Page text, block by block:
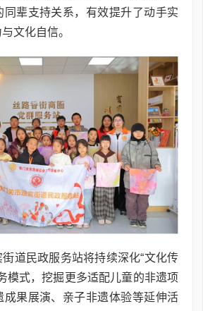
同辈支持关系，有效提升了动手实
文化自信。
道民政服务站将持续深化“文化传
模式，挖掘更多适配儿童的非遗项
成果展演、亲子非遗体验等延伸活